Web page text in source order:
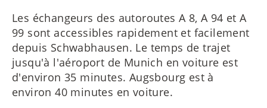
Les échangeurs des autoroutes A 8, A 94 et A
99 sont accessibles rapidement et facilement
depuis Schwabhausen. Le temps de trajet
jusqu'à l'aéroport de Munich en voiture est
d'environ 35 minutes. Augsbourg est à
environ 40 minutes en voiture.